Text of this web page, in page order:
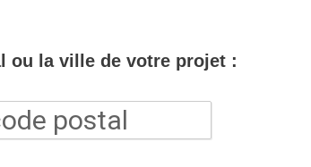
ou la ville de votre projet :